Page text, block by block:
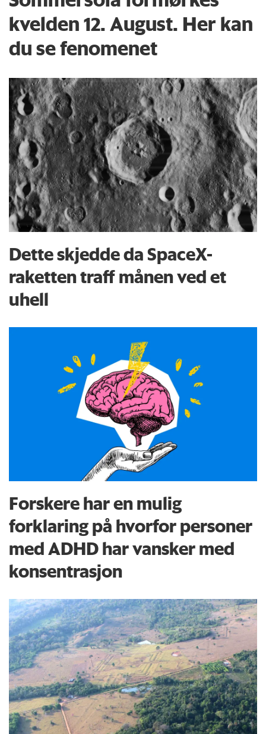
kvelden 12. August. Her kan
du se fenomenet
Dette skjedde da SpaceX-
raketten traff månen ved et
uhell
Forskere har en mulig
forklaring på hvorfor personer
med ADHD har vansker med
konsentrasjon